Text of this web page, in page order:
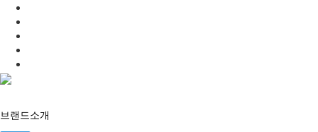
브랜드소개